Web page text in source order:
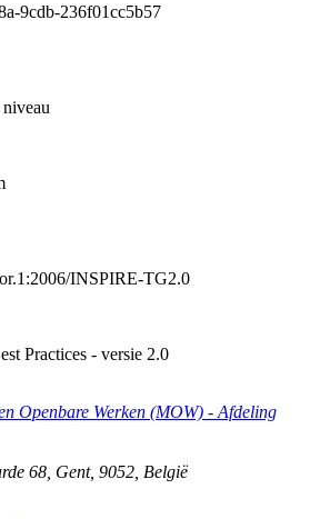
9cdb-236f01cc5b57
INSPIRE-TG2.0
Practices - versie 2.0
Openbare Werken (MOW) - Afdeling
68 Gent, 9052 België